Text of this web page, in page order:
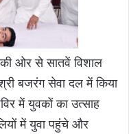
ओर से सातवें विशाल
बजरंग सेवा दल में किया
में युवकों का उत्साह
में युवा पहुंचे और